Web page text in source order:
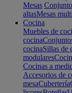
Mesas
altasMesas
Cocina
Muebles de
cocina
cocinaSillas de
modulares
Cocinas a
Accesorios de
mesaCubertería